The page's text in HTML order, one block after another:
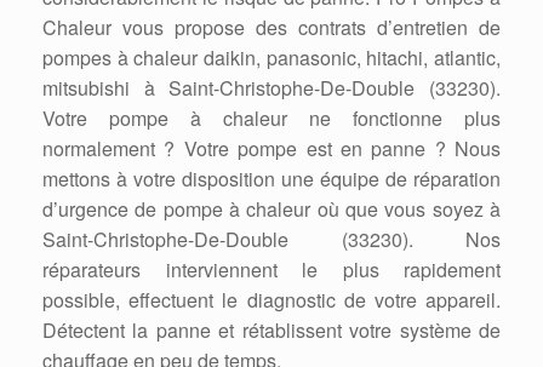
Chaleur vous propose des contrats d’entretien de
pompes à chaleur daikin, panasonic, hitachi, atlantic,
mitsubishi à Saint-Christophe-De-Double (33230).
Votre pompe à chaleur ne fonctionne plus
normalement ? Votre pompe est en panne ? Nous
mettons à votre disposition une équipe de réparation
d’urgence de pompe à chaleur où que vous soyez à
Saint-Christophe-De-Double (33230). Nos
réparateurs interviennent le plus rapidement
possible, effectuent le diagnostic de votre appareil.
Détectent la panne et rétablissent votre système de
chauffage en peu de temps.